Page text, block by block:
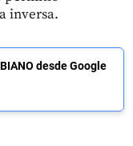
inversa.
desde Google